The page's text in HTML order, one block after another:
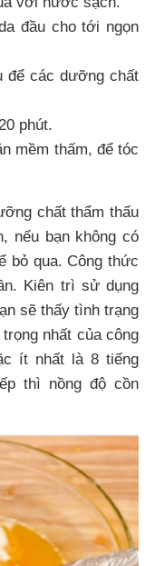
đầu cho tới ngọn
để các dưỡng chất
phút.
mềm thấm, để tóc
chất thẩm thấu
nếu bạn không có
bỏ qua. Công thức
Kiên trì sử dụng
sẽ thấy tình trạng
nhất của công
ít nhất là 8 tiếng
thì nồng độ cồn